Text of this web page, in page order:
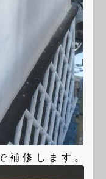
補修します。